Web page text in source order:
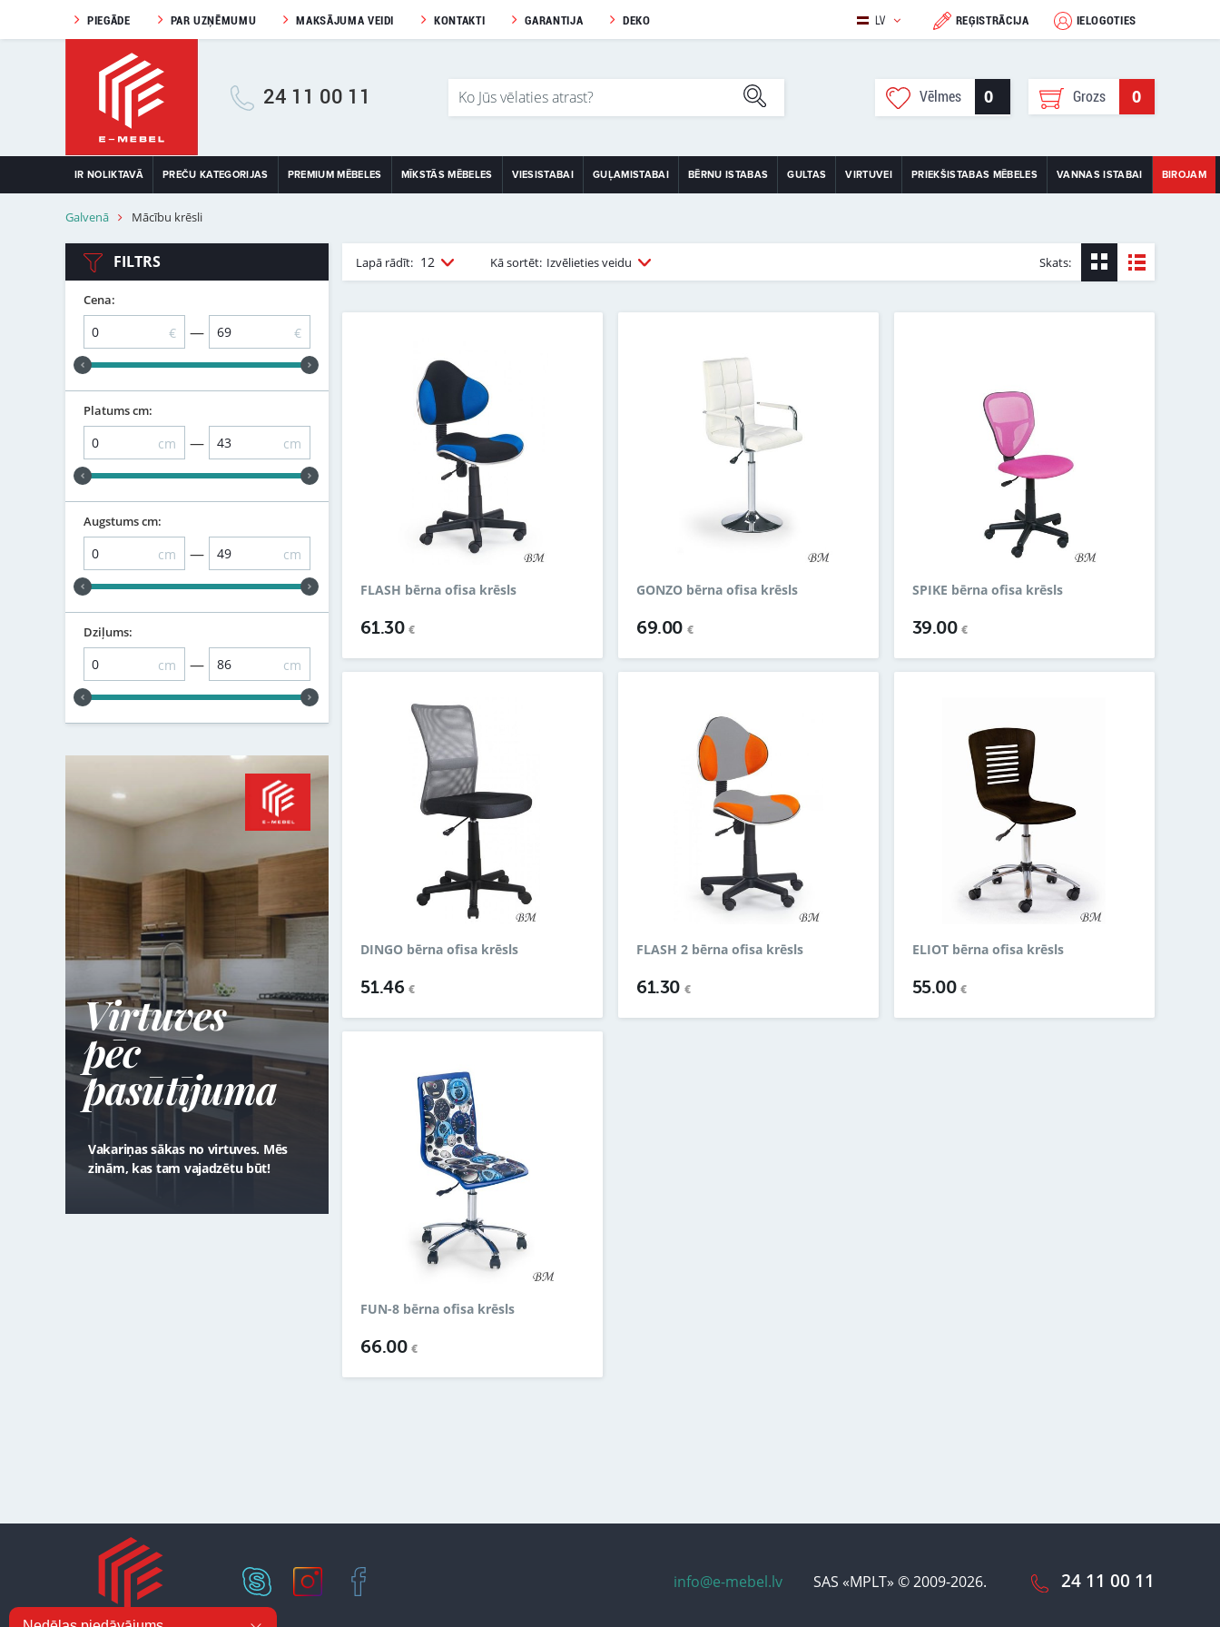
PIEGĀDE PAR UZŅĒMUMU MAKSĀJUMA VEIDI KONTAKTI GARANTIJA DEKO LV REĢISTRĀCIJA IELOGOTIES
24 11 00 11 Vēlmes 0 Grozs 0
IR NOLIKTAVĀ PREČU KATEGORIJAS PREMIUM MĒBELES MĪKSTĀS MĒBELES VIESISTABAI GUĻAMISTABAI BĒRNU ISTABAS GULTAS VIRTUVEI PRIEKŠISTABAS MĒBELES VANNAS ISTABAI BIROJAM
Galvenā Mācību krēsli
FILTRS
Cena:
€ — €
Platums cm:
cm — cm
Augstums cm:
cm — cm
Dziļums:
cm — cm
Virtuves
pēc
pasūtījuma
Vakariņas sākas no virtuves. Mēs
zinām, kas tam vajadzētu būt!
Lapā rādīt: 12 Kā sortēt: Izvēlieties veidu Skats:
FLASH bērna ofisa krēsls
61.30 €
GONZO bērna ofisa krēsls
69.00 €
SPIKE bērna ofisa krēsls
39.00€
DINGO bērna ofisa krēsls
51.46 €
FLASH 2 bērna ofisa krēsls
61.30 €
ELIOT bērna ofisa krēsls
55.00€
FUN-8 bērna ofisa krēsls
66.00 €
info@e-mebel.lv SAS «MPLT» © 2009-2026. 24 11 00 11